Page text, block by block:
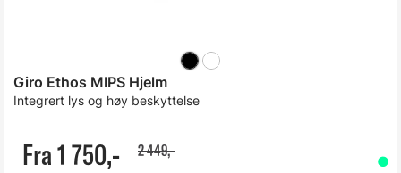
Giro Ethos MIPS Hjelm
Integrert lys og høy beskyttelse
Fra 1 750,- 2 449,-